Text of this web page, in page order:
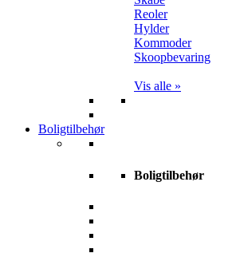
Reoler
Hylder
Kommoder
Skoopbevaring
Vis alle »
Boligtilbehør
Boligtilbehør